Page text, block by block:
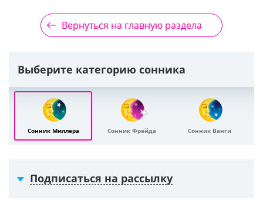
Вернуться на главную раздела
Выберите категорию сонника
Сонник Миллера Сонник Фрейда Сонник Ванги
Подписаться на рассылку